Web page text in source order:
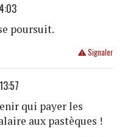
poursuit.
Signaler
qui payer les
aux pastèques !